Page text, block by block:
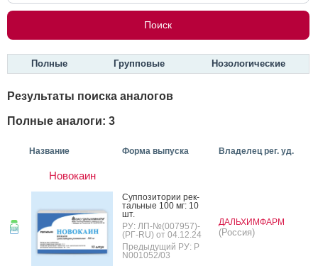
Полные Групповые Нозологические
Результаты поиска аналогов
Полные аналоги: 3
Название Форма выпуска Владелец рег. уд.
Новокаин
Суп­по­зито­рии рек­
таль­ные 100 мг: 10
шт.
РУ: ЛП-№(007957)-
(РГ-RU) от 04.12.24
Предыдущий РУ: Р
N001052/03
ДАЛЬХИМФАРМ
(Россия)